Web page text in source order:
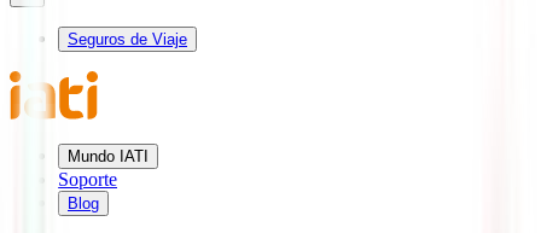
Seguros de Viaje
Mundo IATI
Soporte
Blog